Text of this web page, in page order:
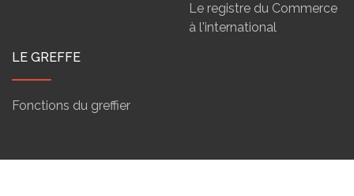
Le registre du Commerce
à l'international
LE GREFFE
Fonctions du greffier